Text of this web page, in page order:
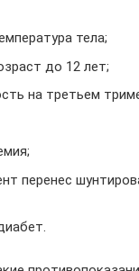
тела;
до 12 лет;
на третьем
перенес